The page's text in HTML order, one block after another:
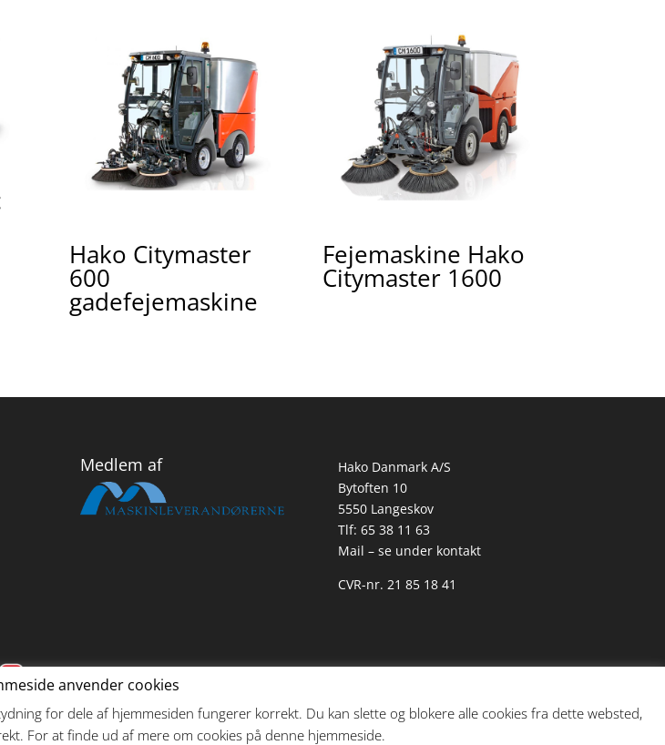
Hako Citymaster
600
gadefejemaskine
Fejemaskine Hako
Citymaster 1600
Medlem af
Hako Danmark A/S
Bytoften 10
5550 Langeskov
Tlf: 65 38 11 63
Mail – se under kontakt
CVR-nr. 21 85 18 41
anvender cookies
for dele af hjemmesiden fungerer korrekt. Du kan slette og blokere alle cookies fra dette websted,
For at finde ud af mere om cookies på denne hjemmeside.